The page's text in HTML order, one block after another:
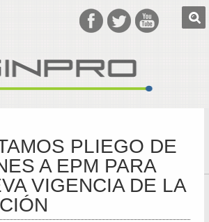
PLIEGO DE
A EPM PARA
VIGENCIA DE LA